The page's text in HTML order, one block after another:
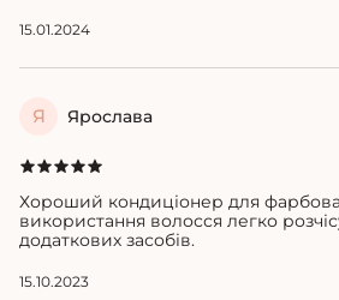
15.01.2024
Я Ярослава
Хороший кондиціонер для
використання волосся легко
додаткових засобів.
15.10.2023